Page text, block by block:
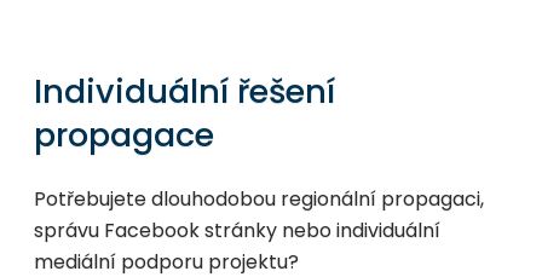
Individuální řešení
propagace
Potřebujete dlouhodobou regionální propagaci,
správu Facebook stránky nebo individuální
mediální podporu projektu?